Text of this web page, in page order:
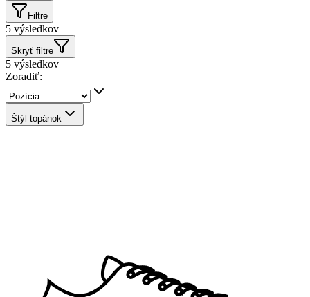
Filtre
5 výsledkov
Skryť filtre
5 výsledkov
Zoradiť:
Štýl topánok